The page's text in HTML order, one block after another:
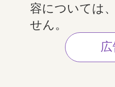
容については
せん。